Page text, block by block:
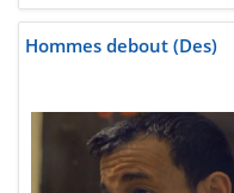
Hommes debout (Des)